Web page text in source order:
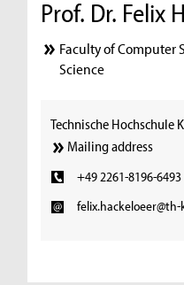
Prof. Dr. Felix
Faculty of Computer
Science
Technische Hochschule
Mailing address
+49 2261-8196-6493